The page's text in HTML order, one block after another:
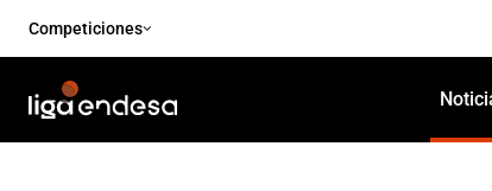
Competiciones